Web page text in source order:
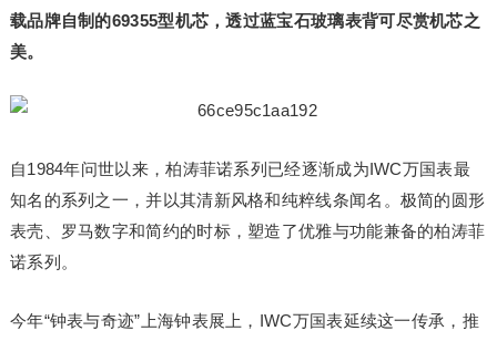
载品牌自制的69355型机芯，透过蓝宝石玻璃表背可尽赏机芯之
美。
自1984年问世以来，柏涛菲诺系列已经逐渐成为IWC万国表最
知名的系列之一，并以其清新风格和纯粹线条闻名。极简的圆形
表壳、罗马数字和简约的时标，塑造了优雅与功能兼备的柏涛菲
诺系列。
今年“钟表与奇迹”上海钟表展上，IWC万国表延续这一传承，推